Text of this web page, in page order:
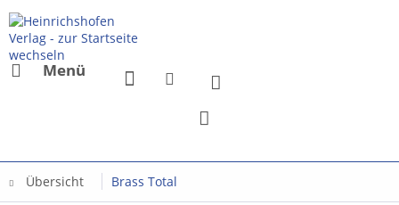
Menü
Übersicht Brass Total